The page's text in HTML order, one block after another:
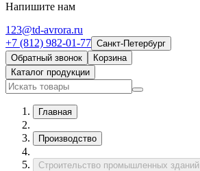
Напишите нам
123@td-avrora.ru
+7 (812) 982-01-77 Санкт-Петербург
Обратный звонок
Корзина
Каталог продукции
Главная
Производство
Строительство промышленных зданий